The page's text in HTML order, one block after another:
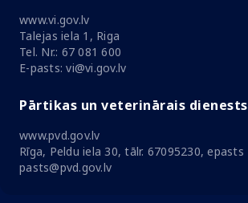
www.vi.gov.lv
Talejas iela 1, Riga
Tel. Nr.: 67 081 600
E-pasts: vi@vi.gov.lv
Pārtikas un veterinārais dienests
www.pvd.gov.lv
Rīga, Peldu iela 30, tālr. 67095230, epasts
pasts@pvd.gov.lv